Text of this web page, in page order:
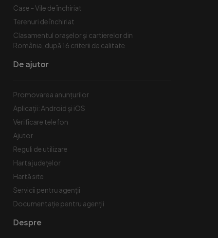
Case - Vile de închiriat
Terenuri de închiriat
Clasamentul orașelor și cartierelor din
România, după 16 criterii de calitate
De ajutor
Promovarea anunțurilor
Aplicații: Android și iOS
Verificare telefon
Ajutor
Reguli de utilizare
Harta județelor
Hartă site
Servicii pentru agenții
Documentație pentru agenții
Despre